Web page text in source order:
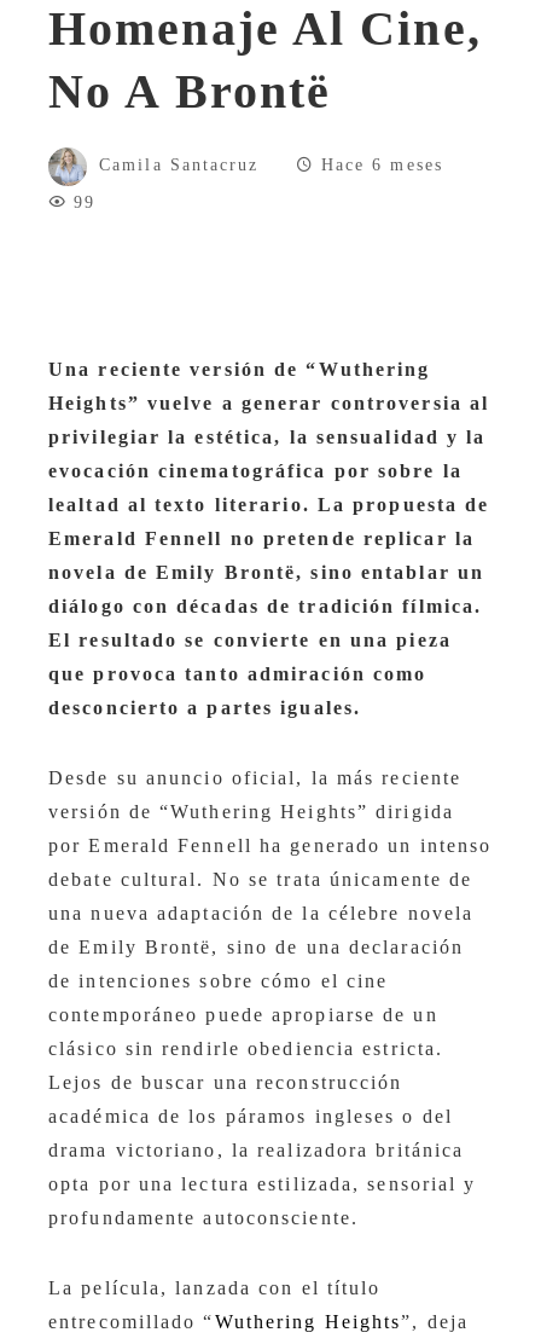
Homenaje Al Cine,
No A Brontë
Camila Santacruz
Hace 6 meses
99
Una reciente versión de “Wuthering
Heights” vuelve a generar controversia al
privilegiar la estética, la sensualidad y la
evocación cinematográfica por sobre la
lealtad al texto literario. La propuesta de
Emerald Fennell no pretende replicar la
novela de Emily Brontë, sino entablar un
diálogo con décadas de tradición fílmica.
El resultado se convierte en una pieza
que provoca tanto admiración como
desconcierto a partes iguales.
Desde su anuncio oficial, la más reciente
versión de “Wuthering Heights” dirigida
por Emerald Fennell ha generado un intenso
debate cultural. No se trata únicamente de
una nueva adaptación de la célebre novela
de Emily Brontë, sino de una declaración
de intenciones sobre cómo el cine
contemporáneo puede apropiarse de un
clásico sin rendirle obediencia estricta.
Lejos de buscar una reconstrucción
académica de los páramos ingleses o del
drama victoriano, la realizadora británica
opta por una lectura estilizada, sensorial y
profundamente autoconsciente.
La película, lanzada con el título
entrecomillado “Wuthering Heights”, deja